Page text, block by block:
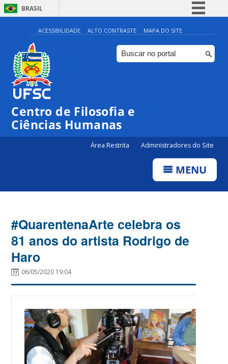
BRASIL
Simplifique!
Comunica BR
Participe
ACESSIBILIDADE ALTO CONTRASTE MAPA DO SITE
Centro de Filosofia e
Ciências Humanas
Área Restrita Administradores do Site
MENU
#QuarentenaArte celebra os
81 anos do artista Rodrigo de
Haro
06/05/2020 19:04